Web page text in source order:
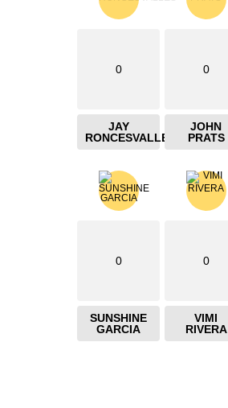
0
JAY
RONCESVALLES
0
JOHN
PRATS
0
SUNSHINE
GARCIA
0
VIMI
RIVERA